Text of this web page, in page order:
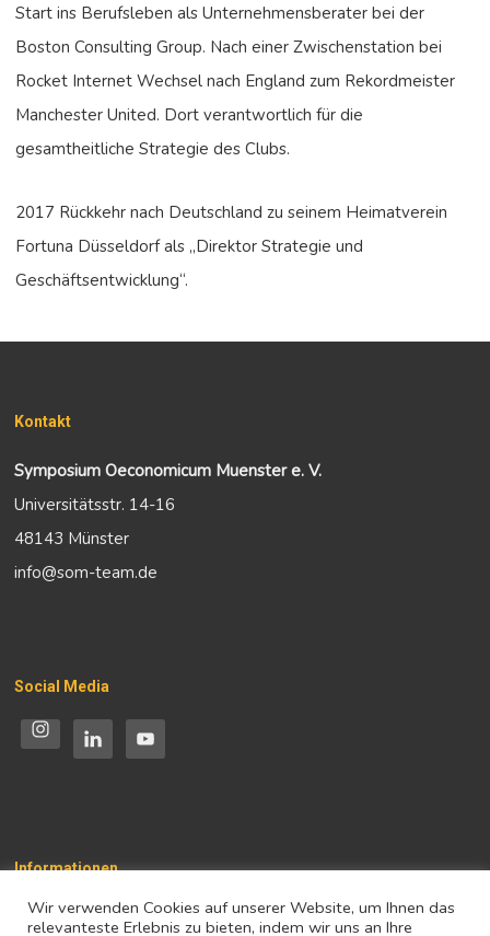
Start ins Berufsleben als Unternehmensberater bei der
Boston Consulting Group. Nach einer Zwischenstation bei
Rocket Internet Wechsel nach England zum Rekordmeister
Manchester United. Dort verantwortlich für die
gesamtheitliche Strategie des Clubs.
2017 Rückkehr nach Deutschland zu seinem Heimatverein
Fortuna Düsseldorf als „Direktor Strategie und
Geschäftsentwicklung“.
Kontakt
Symposium Oeconomicum Muenster e. V.
Universitätsstr. 14-16
48143 Münster
info@som-team.de
Social Media
Informationen
Impressum
Wir verwenden Cookies auf unserer Website, um Ihnen das
relevanteste Erlebnis zu bieten, indem wir uns an Ihre